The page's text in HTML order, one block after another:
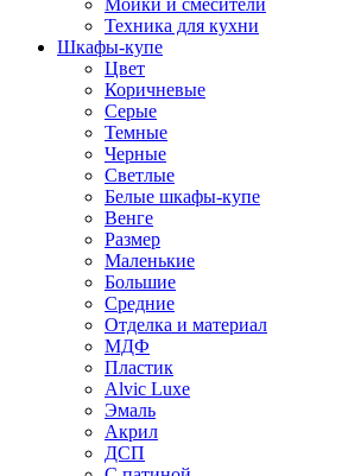
Мойки и смесители
Техника для кухни
Шкафы-купе
Цвет
Коричневые
Серые
Темные
Черные
Светлые
Белые шкафы-купе
Венге
Размер
Маленькие
Большие
Средние
Отделка и материал
МДФ
Пластик
Alvic Luxe
Эмаль
Акрил
ДСП